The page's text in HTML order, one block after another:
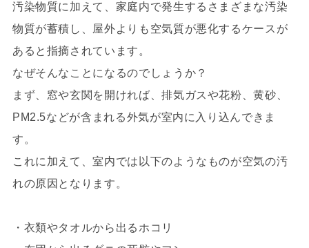
汚染物質に加えて、家庭内で発生するさまざまな汚染
物質が蓄積し、屋外よりも空気質が悪化するケースが
あると指摘されています。
なぜそんなことになるのでしょうか？
まず、窓や玄関を開ければ、排気ガスや花粉、黄砂、
PM2.5などが含まれる外気が室内に入り込んできま
す。
これに加えて、室内では以下のようなものが空気の汚
れの原因となります。
・衣類やタオルから出るホコリ